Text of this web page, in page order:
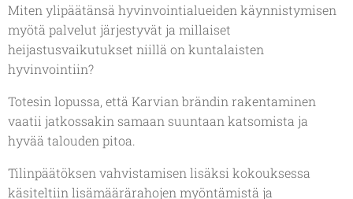
Miten ylipäätänsä hyvinvointialueiden käynnistymisen
myötä palvelut järjestyvät ja millaiset
heijastusvaikutukset niillä on kuntalaisten
hyvinvointiin?
Totesin lopussa, että Karvian brändin rakentaminen
vaatii jatkossakin samaan suuntaan katsomista ja
hyvää talouden pitoa.
Tilinpäätöksen vahvistamisen lisäksi kokouksessa
käsiteltiin lisämäärärahojen myöntämistä ja